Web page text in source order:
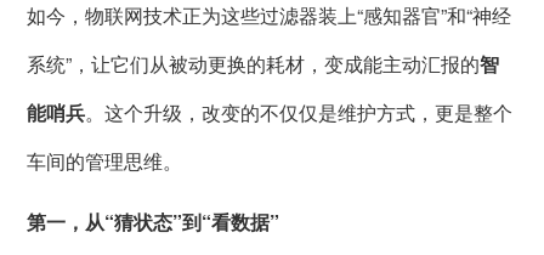
如今，物联网技术正为这些过滤器装上“感知器官”和“神经
系统”，让它们从被动更换的耗材，变成能主动汇报的智
能哨兵。这个升级，改变的不仅仅是维护方式，更是整个
车间的管理思维。
第一，从“猜状态”到“看数据”